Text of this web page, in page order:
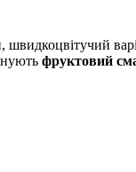
фруктовий